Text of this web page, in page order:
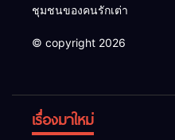
ชุมชนของคนรักเต่า
© copyright 2026
เรื่องมาใหม่